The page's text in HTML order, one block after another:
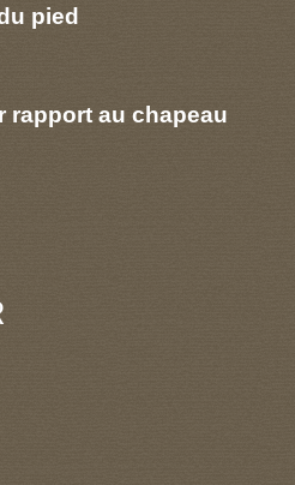
pied
rapport au chapeau